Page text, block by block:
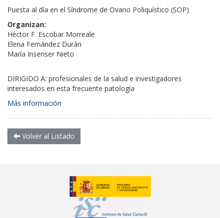
Puesta al día en el Síndrome de Ovario Poliquístico (SOP)
Organizan:
Héctor F. Escobar Morreale
Elena Fernández Durán
María Insenser Nieto
DIRIGIDO A: profesionales de la salud e investigadores
interesados en esta frecuente patología
Más información
Volver al Listado